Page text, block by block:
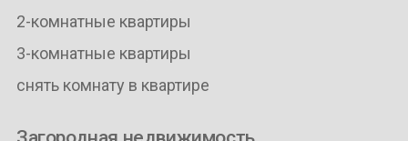
2-комнатные квартиры
3-комнатные квартиры
снять комнату в квартире